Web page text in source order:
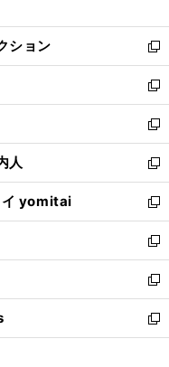
開
く
ウ
で
開
く
ン
ド
ウ
で
開
く
ウ
ィ
ン
ド
ウ
で
開
く
ション
新
し
い
ウ
ィ
ン
ド
ウ
で
開
く
新
し
い
ウ
ィ
ン
ド
ウ
で
開
く
新
し
い
ウ
ィ
ン
ド
ウ
で
開
く
人
新
し
い
ウ
ィ
ン
ド
ウ
で
開
イ yomitai
新
し
い
ウ
ィ
ン
ド
ウ
新
し
い
ウ
ィ
ン
新
し
い
ウ
新
し